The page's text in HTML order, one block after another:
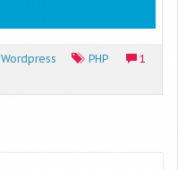
Wordpress PHP 1